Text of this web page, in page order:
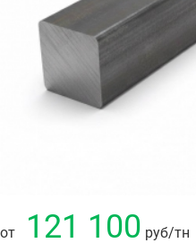
от 121 100 руб/тн